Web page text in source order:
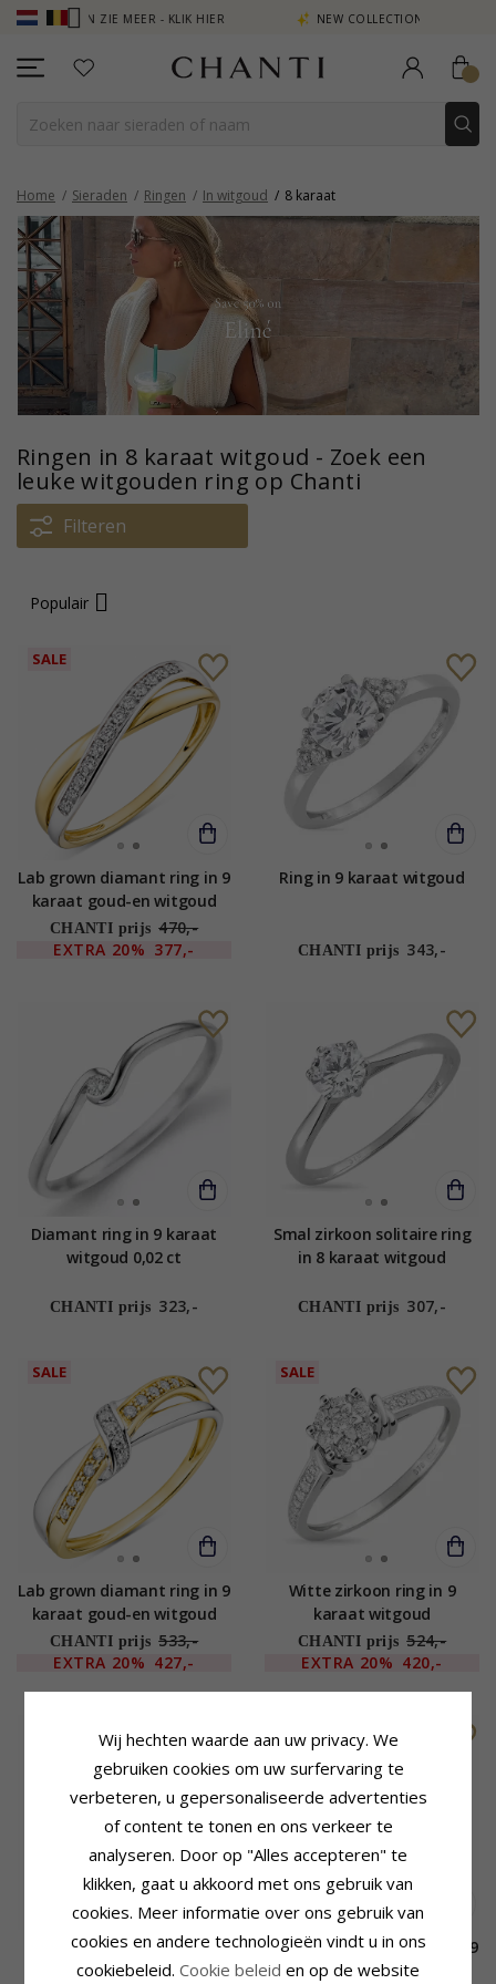
ZIE MEER - KLIK HIER NEW COLLECTION | AURA
Home Sieraden Ringen In witgoud 8 karaat
Ringen in 8 karaat witgoud - Zoek een
leuke witgouden ring op Chanti
Filteren
Populair
SALE
Lab grown diamant ring in 9
karaat goud-en witgoud
0,08 ct
CHANTI prijs 470,-
EXTRA 20% 377,-
Ring in 9 karaat witgoud
CHANTI prijs 343,-
Diamant ring in 9 karaat
witgoud 0,02 ct
CHANTI prijs 323,-
Smal zirkoon solitaire ring
in 8 karaat witgoud
CHANTI prijs 307,-
SALE
Lab grown diamant ring in 9
karaat goud-en witgoud
0,10 ct
CHANTI prijs 533,-
EXTRA 20% 427,-
SALE
Witte zirkoon ring in 9
karaat witgoud
CHANTI prijs 524,-
EXTRA 20% 420,-
Solitaire ring in 8 karaat
witgoud
Lab grown diamant ring in 9
karaat goud-en witgoud
Wij hechten waarde aan uw privacy. We
gebruiken cookies om uw surfervaring te
verbeteren, u gepersonaliseerde advertenties
of content te tonen en ons verkeer te
analyseren. Door op "Alles accepteren" te
klikken, gaat u akkoord met ons gebruik van
cookies. Meer informatie over ons gebruik van
cookies en andere technologieën vindt u in ons
cookiebeleid. Cookie beleid en op de website